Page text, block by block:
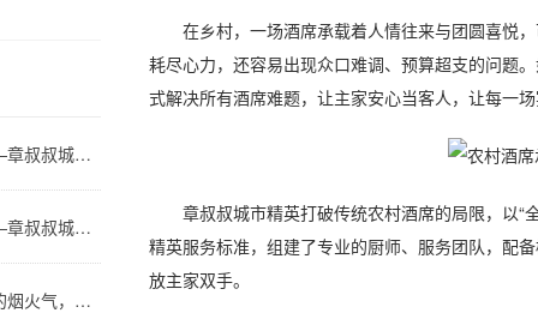
烟火藏心意，专业伴欢聚——章叔叔城市精英团队解锁川渝坝坝宴新格调
烟火藏心意，桌席聚温情——章叔叔城市精英团队解锁川渝坝坝宴新格调
章叔叔城市精英：让坝坝席的烟火气，温暖都市人的团圆时刻
在乡村，一场酒席承载着人情往来与团圆喜悦，
耗尽心力，还容易出现众口难调、预算超支的问题
式解决所有酒席难题，让主家安心当客人，让每一场
章叔叔城市精英打破传统农村酒席的局限，以“
精英服务标准，组建了专业的厨师、服务团队，配
放主家双手。